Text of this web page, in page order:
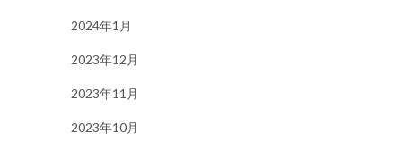
2024年1月
2023年12月
2023年11月
2023年10月